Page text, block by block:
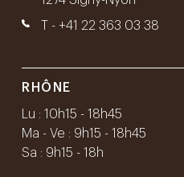
T - +41 22 363 03 38
RHÔNE
Lu : 10h15 - 18h45
Ma - Ve : 9h15 - 18h45
Sa : 9h15 - 18h